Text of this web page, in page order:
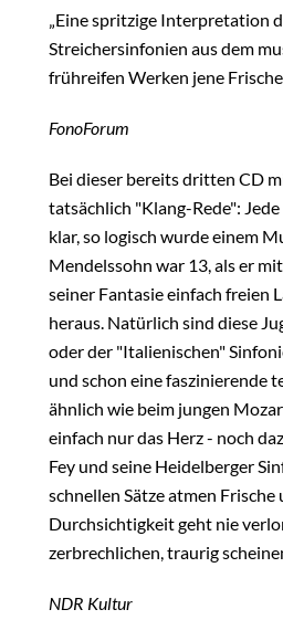
„Eine spritzige Interpretation
Streichersinfonien aus dem
frühreifen Werken jene
FonoForum
Bei dieser bereits dritten CD
tatsächlich "Klang-Rede":
klar, so logisch wurde einem
Mendelssohn war 13, als er
seiner Fantasie einfach freien
heraus. Natürlich sind diese
oder der "Italienischen"
und schon eine faszinierende
ähnlich wie beim jungen
einfach nur das Herz - noch
Fey und seine Heidelberger
schnellen Sätze atmen
Durchsichtigkeit geht nie
zerbrechlichen, traurig
NDR Kultur